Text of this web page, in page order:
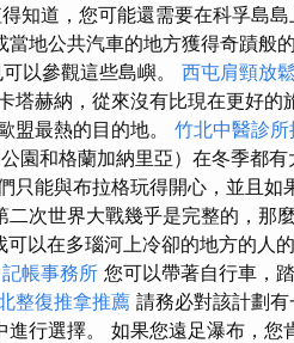
知道，您可能還需要在科孚島
地公共汽車的地方獲得奇蹟般的
以參觀這些島嶼。 西屯肩頸放鬆
塔赫納，從來沒有比現在更好的
盟最熱的目的地。 竹北中醫診所
園和格蘭加納里亞）在冬季都
只能與布拉格玩得開心，並且如
次世界大戰幾乎是完整的，那
以在多瑙河上冷卻的地方的人
記帳事務所 您可以帶著自行車，
整復推拿推薦 請務必對該計劃有
行選擇。 如果您遠足瀑布，您